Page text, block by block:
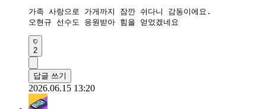
가족 사랑으로 가게까지 잠깐 쉬다니 감동이에요.
오현규 선수도 응원받아 힘을 얻었겠네요
2
답글 쓰기
2026.06.15 13:20